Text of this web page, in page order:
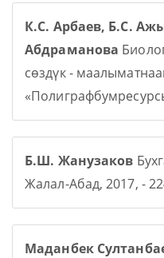
К.С. Арбаев, Б.С.
Абдраманова
сөздүк -
Б.Ш. Жанузаков
Жалал-Абад, 2017, -
Маданбек